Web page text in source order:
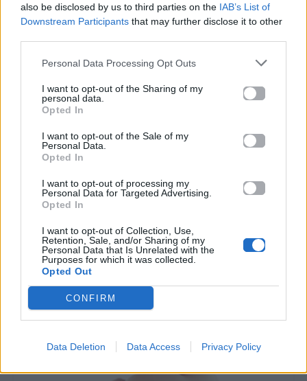
also be disclosed by us to third parties on the IAB’s List of
Downstream Participants that may further disclose it to other
Personal Data Processing Opt Outs
I want to opt-out of the Sharing of my
personal data.
Opted In
I want to opt-out of the Sale of my
Personal Data.
Opted In
I want to opt-out of processing my
Personal Data for Targeted Advertising.
Opted In
I want to opt-out of Collection, Use,
Retention, Sale, and/or Sharing of my
Personal Data that Is Unrelated with the
Purposes for which it was collected.
Opted Out
CONFIRM
Data Deletion Data Access Privacy Policy
All Videos
H διπλή γκάφα του
Ντάνου στο Survivor
που δεν πρόσεξε
All Videos
Αυτός ο άνθρωπος
κλείστηκε δεμένος
αποδράσει.